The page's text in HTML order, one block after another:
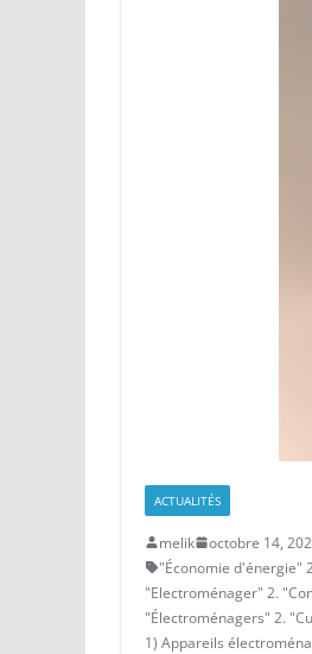
ACTUALITÉS
melik octobre 14,
"Économie d'énergie"
"Electroménager" 2.
"Électroménagers" 2.
1) Appareils